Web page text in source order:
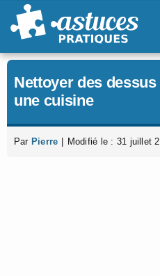
Passer
au
Nettoyer des
une cuisine
Par Pierre Modifié le : 31 juillet